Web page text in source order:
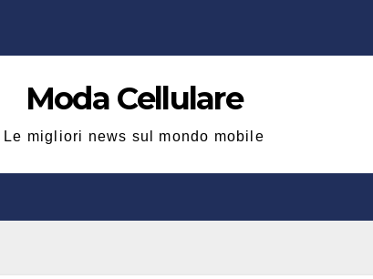
Moda Cellulare
Le migliori news sul mondo mobile